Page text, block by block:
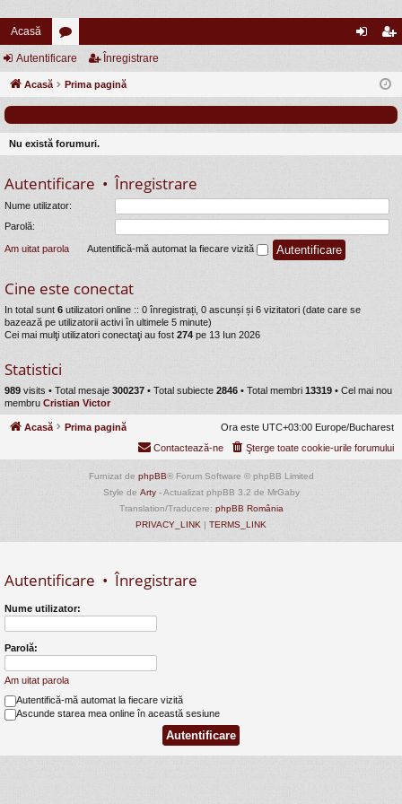
Acasă
or
u
uri
eg
Autentificare Înregistrare
Acasă Prima pagină
Nu există forumuri.
Autentificare •Înregistrare
Nume utilizator:
Parolă:
Am uitat parola Autentifică-mă automat la fiecare vizită
Cine este conectat
In total sunt 6 utilizatori online :: 0 înregistrați, 0 ascunși și 6 vizitatori (date care se
bazează pe utilizatorii activi în ultimele 5 minute)
Cei mai mulţi utilizatori conectaţi au fost 274 pe 13 Iun 2026
Statistici
989 visits • Total mesaje 300237 • Total subiecte 2846 • Total membri 13319 • Cel mai nou
membru Cristian Victor
Acasă Prima pagină
Ora este UTC+03:00 Europe/Bucharest
Şterge toate cookie-urile forumului
Contactează-ne
Furnizat de phpBB® Forum Software © phpBB Limited
Style de Arty- Actualizat phpBB 3.2 de MrGaby
Translation/Traducere: phpBB România
PRIVACY_LINK | TERMS_LINK
Autentificare •Înregistrare
Nume utilizator:
Parolă:
Am uitat parola
Autentifică-mă automat la fiecare vizită
Ascunde starea mea online în această sesiune